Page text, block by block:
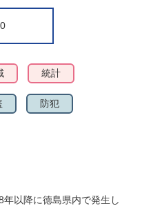
0
統計
防犯
以降に徳島県内で発生し